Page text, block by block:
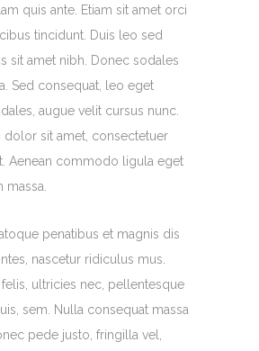
quis ante. Etiam sit amet orci
tincidunt. Duis leo sed
sit amet nibh. Donec sodales
Sed consequat, leo eget
augue velit cursus nunc.
dolor sit amet, consectetuer
Aenean commodo ligula eget
massa.
penatibus et magnis dis
nascetur ridiculus mus.
ultricies nec, pellentesque
sem. Nulla consequat massa
pede justo, fringilla vel,